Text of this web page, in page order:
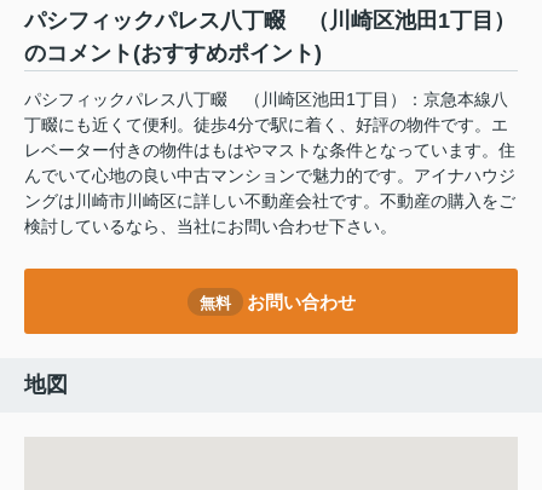
パシフィックパレス八丁畷 （川崎区池田1丁目）
のコメント(おすすめポイント)
パシフィックパレス八丁畷 （川崎区池田1丁目）：京急本線八
丁畷にも近くて便利。徒歩4分で駅に着く、好評の物件です。エ
レベーター付きの物件はもはやマストな条件となっています。住
んでいて心地の良い中古マンションで魅力的です。アイナハウジ
ングは川崎市川崎区に詳しい不動産会社です。不動産の購入をご
検討しているなら、当社にお問い合わせ下さい。
無料 お問い合わせ
地図